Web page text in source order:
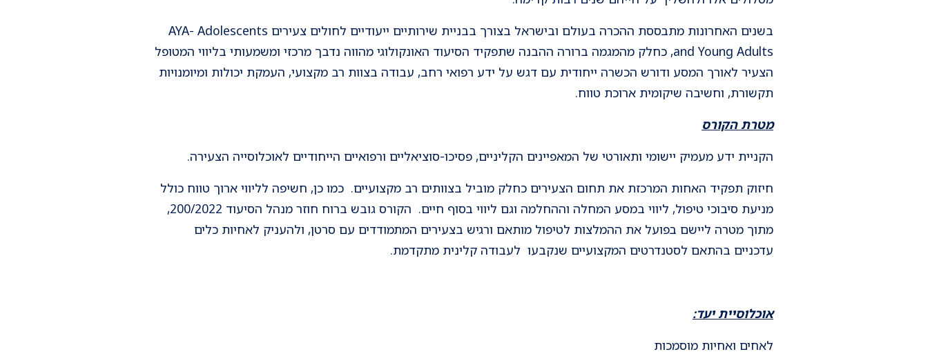
בשנים האחרונות מתבססת ההכרה בעולם ובישראל בצורך בבניית שירותיים ייעודיים לחולים צעירים AYA- Adolescents
and Young Adults, כחלק מהמגמה ברורה ההבנה שתפקיד הסיעוד האונקולוגי מהווה נדבך מרכזי ומשמעותי בליווי המטופל
הצעיר לאורך המסע ודורש הכשרה ייחודית עם דגש על ידע רפואי רחב, עבודה בצוות רב מקצועי, העמקת יכולות ומיומנויות
תקשורת, וחשיבה שיקומית ארוכת טווח.
מטרת הקורס
הקניית ידע מעמיק יישומי ותאורטי של המאפיינים הקליניים, פסיכו-סוציאליים ורפואיים הייחודיים לאוכלוסייה הצעירה.
חיזוק תפקיד האחות המרכזת את תחום הצעירים כחלק מוביל בצוותים רב מקצועיים. כמו כן, חשיפה לליווי ארוך טווח כולל
מניעת סיבוכי טיפול, ליווי במסע המחלה וההחלמה וגם ליווי בסוף חיים. הקורס גובש ברוח חוזר מנהל הסיעוד 200/2022,
מתוך מטרה ליישם בפועל את ההמלצות לטיפול מותאם ורגיש בצעירים המתמודדים עם סרטן, ולהעניק לאחיות כלים
עדכניים בהתאם לסטנדרטים המקצועיים שנקבעו לעבודה קלינית מתקדמת.
אוכלוסיית יעד:
לאחים ואחיות מוסמכות